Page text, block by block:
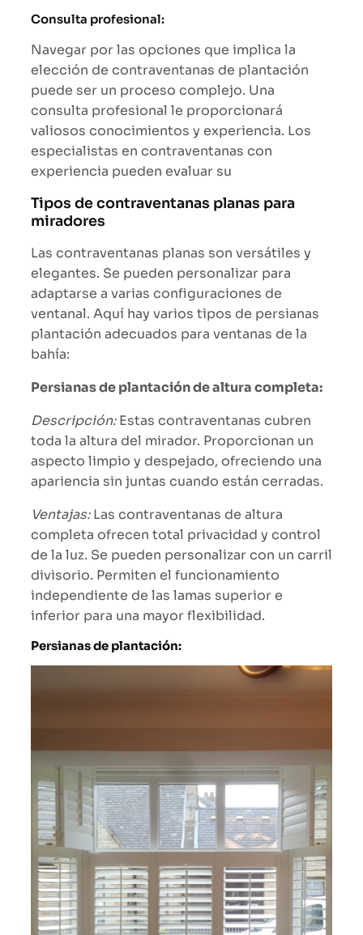
Consulta profesional:
Navegar por las opciones que implica la
elección de contraventanas de plantación
puede ser un proceso complejo. Una
consulta profesional le proporcionará
valiosos conocimientos y experiencia. Los
especialistas en contraventanas con
experiencia pueden evaluar su
Tipos de contraventanas planas para
miradores
Las contraventanas planas son versátiles y
elegantes. Se pueden personalizar para
adaptarse a varias configuraciones de
ventanal. Aquí hay varios tipos de persianas
plantación adecuados para ventanas de la
bahía:
Persianas de plantación de altura completa:
Descripción:Estas contraventanas cubren
toda la altura del mirador. Proporcionan un
aspecto limpio y despejado, ofreciendo una
apariencia sin juntas cuando están cerradas.
Ventajas:Las contraventanas de altura
completa ofrecen total privacidad y control
de la luz. Se pueden personalizar con un carril
divisorio. Permiten el funcionamiento
independiente de las lamas superior e
inferior para una mayor flexibilidad.
Persianas de plantación: